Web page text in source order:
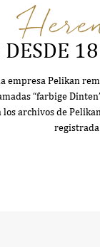
empresa Pelikan
“farbige
los archivos de